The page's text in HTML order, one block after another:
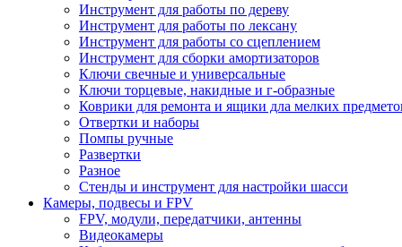
Инструмент для работы по дереву
Инструмент для работы по лексану
Инструмент для работы со сцеплением
Инструмент для сборки амортизаторов
Ключи свечные и универсальные
Ключи торцевые, накидные и г-образные
Коврики для ремонта и ящики дла мелких
Отвертки и наборы
Помпы ручные
Развертки
Разное
Стенды и инструмент для настройки шасси
Камеры, подвесы и FPV
FPV, модули, передатчики, антенны
Видеокамеры